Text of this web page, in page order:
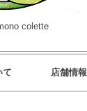
colette
て 店舗情報